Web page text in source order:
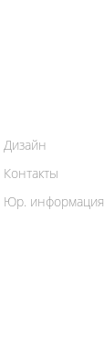
Дизайн
Контакты
Юр. информация